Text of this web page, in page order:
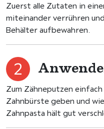
Zuerst alle Zutaten in
miteinander verrühren
Behälter aufbewahren.
Zum Zähneputzen
Zahnbürste geben und
Zahnpasta hält gut